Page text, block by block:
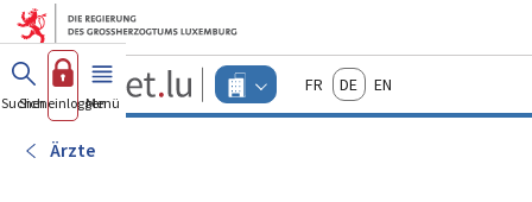
Zum Hauptmenü
Zum Inhalt
Guichet.lu
Changer
d'espace
FrançaisDeutschEnglish
Suchen
Sich einloggen
Menü Haupt-
Ärzte